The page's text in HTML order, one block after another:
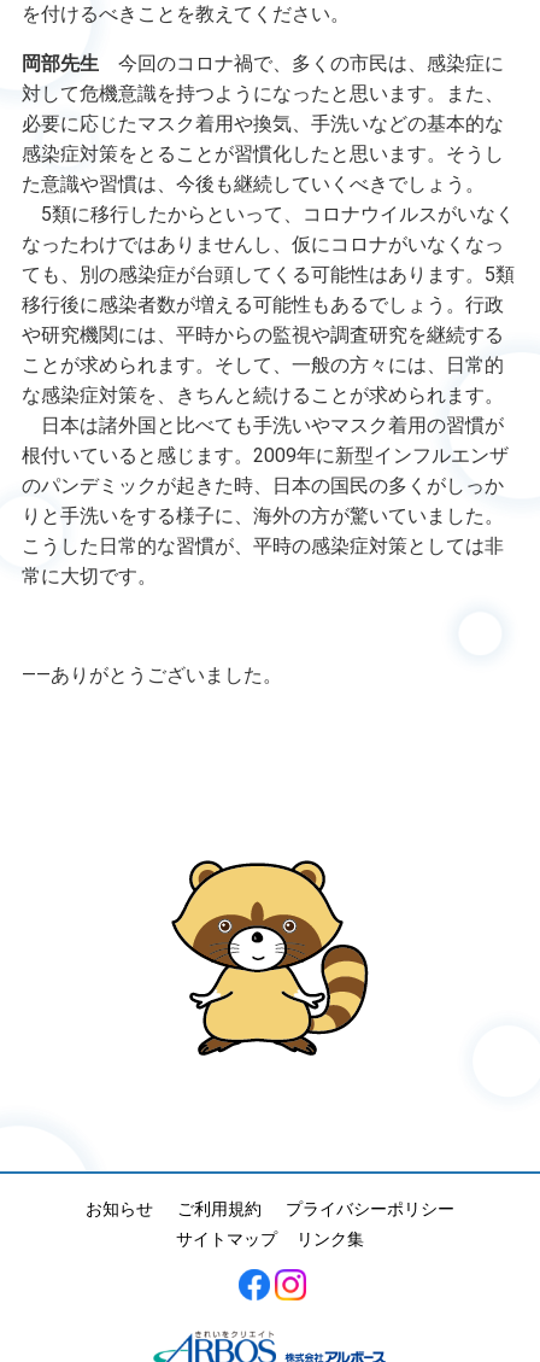
を付けるべきことを教えてください。
岡部先生 今回のコロナ禍で、多くの市民は、感染症に
対して危機意識を持つようになったと思います。また、
必要に応じたマスク着用や換気、手洗いなどの基本的な
感染症対策をとることが習慣化したと思います。そうし
た意識や習慣は、今後も継続していくべきでしょう。
5類に移行したからといって、コロナウイルスがいなく
なったわけではありませんし、仮にコロナがいなくなっ
ても、別の感染症が台頭してくる可能性はあります。5類
移行後に感染者数が増える可能性もあるでしょう。行政
や研究機関には、平時からの監視や調査研究を継続する
ことが求められます。そして、一般の方々には、日常的
な感染症対策を、きちんと続けることが求められます。
日本は諸外国と比べても手洗いやマスク着用の習慣が
根付いていると感じます。2009年に新型インフルエンザ
のパンデミックが起きた時、日本の国民の多くがしっか
りと手洗いをする様子に、海外の方が驚いていました。
こうした日常的な習慣が、平時の感染症対策としては非
常に大切です。
――ありがとうございました。
お知らせ ご利用規約
プライバシーポリシー
サイトマップ
リンク集